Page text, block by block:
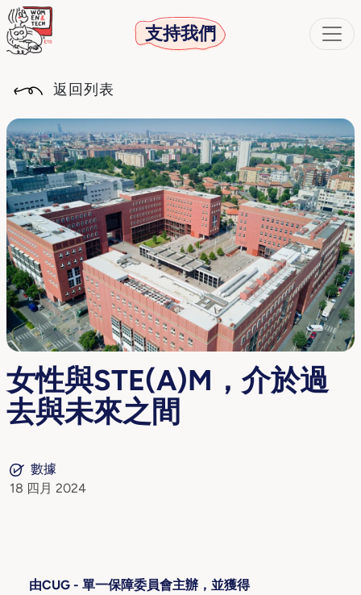
支持我們
返回列表
女性與STE(A)M，介於過
去與未來之間
數據
18 四月 2024
由CUG - 單一保障委員會主辦，並獲得